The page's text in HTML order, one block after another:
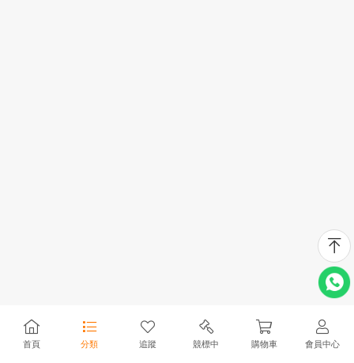
首頁 分類 追蹤 競標中 購物車 會員中心